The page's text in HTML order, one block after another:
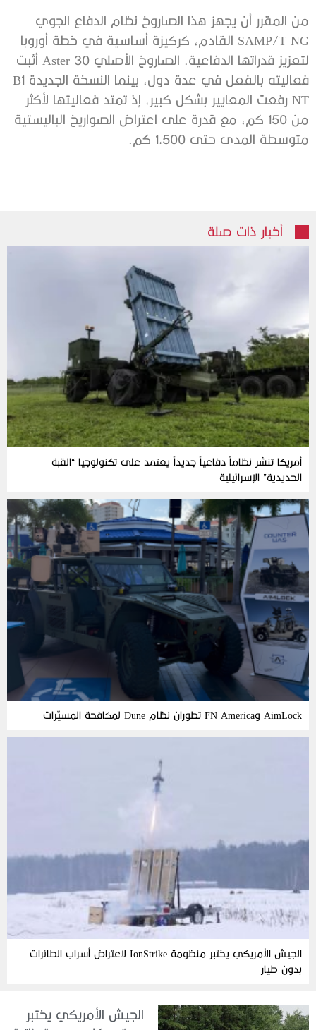
من المقرر أن يجهز هذا الصاروخ نظام الدفاع الجوي
SAMP/T NG القادم، كركيزة أساسية في خطة أوروبا
لتعزيز قدراتها الدفاعية. الصاروخ الأصلي Aster 30 أثبت
فعاليته بالفعل في عدة دول، بينما النسخة الجديدة B1
NT رفعت المعايير بشكل كبير، إذ تمتد فعاليتها لأكثر
من 150 كم، مع قدرة على اعتراض الصواريخ الباليستية
متوسطة المدى حتى 1,500 كم.
أخبار ذات صلة
أمريكا تنشر نظاماً دفاعياً جديداً يعتمد على تكنولوجيا “القبة
الحديدية” الإسرائيلية
AimLock وFN America تطوران نظام Dune لمكافحة المسيّرات
الجيش الأمريكي يختبر منظومة IonStrike لاعتراض أسراب الطائرات
بدون طيار
الجيش الأمريكي يختبر